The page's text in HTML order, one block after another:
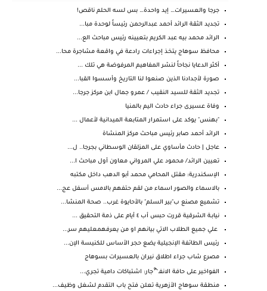
جرجا والعسيرات… إيد واحدة… بس لسه الحلم ناقص!
تجديد الثقة الرائد أحمد عبدالرحمن رئيساً لوحدة مبا...
الرائد محمد بيه عبد الكريم بتعيينه رئيس مباحث الع...
محافظ سوهاج يتخذ إجراءات رادعة في واقعة مشاجرة محا...
أكثر الدعايا نجاحاً لنشر المفاهيم المرفوضة هي تلك ...
صورة لأجدادنا الذين صنعوا لنا التاريخ وأسسوا القبا...
تجديد الثقة للسيد النقيب / عمرو جمال ابن مركز جرجا...
وفاة عسيرى جراء حادث اليم بالمنيا
"بهنس" يوكد على استمرار المتابعة الميدانية لأعمال ...
الرائد أحمد صابر رئيس مباحث مركز المنشاة
عاجل | حادث مأساوي على المزلقان الوسطاني بجرجا.. ل...
تعيين الرائد/ محمود علي المرواني معاون أول مباحث ا...
الإسكندرية: مقتل المحامي محمد أبو الدهب داخل مكتبه
بالاسماء والصور اسماء من لقم حتفهم بالامس أسفل عج...
تشميع مصنع ب"بير السلم" بالأحايوة غرب.. صحة المنشا...
نيابـة الشرقية قررت حبس أب ٤ أيام على ذمة التحقيق ...
علي جميع الطلاب الاتي بيانهم او من يعرفهمعليهم سر...
رئيس الطائفة الإنجيلية يضع حجر الأساس للكنيسة الإن...
مصرع شاب جراء اطلاق نيران بالعسيرات بسوهاج
الفواخير على حافة الانفـ^ْجار: اشتباكات دامية تجري...
منطقة سوهاج الأزهرية تعلن فتح باب التقدم لشغل وظيف...